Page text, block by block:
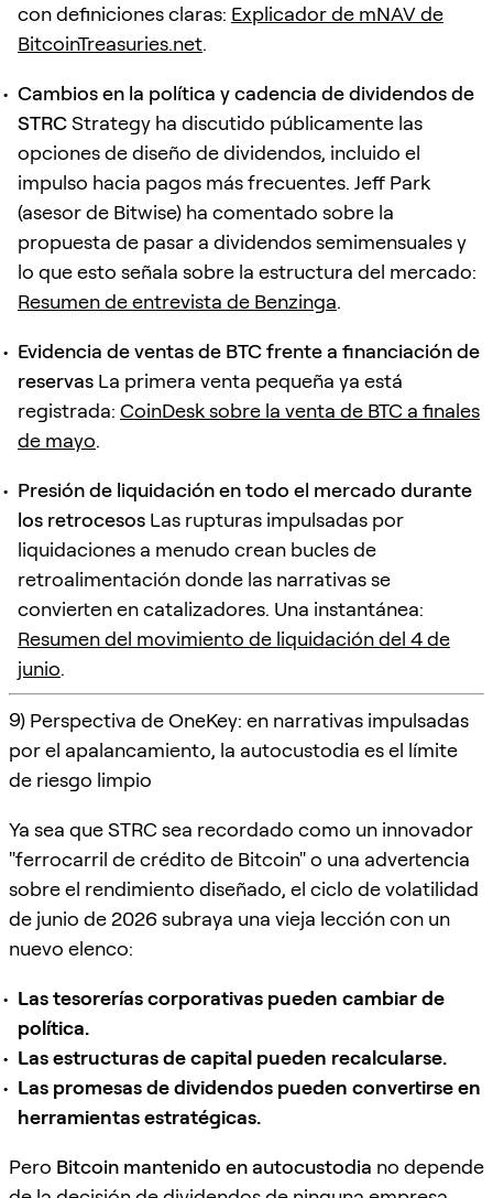
con definiciones claras: Explicador de mNAV de
BitcoinTreasuries.net.
Cambios en la política y cadencia de dividendos de
STRCStrategy ha discutido públicamente las
opciones de diseño de dividendos, incluido el
impulso hacia pagos más frecuentes. Jeff Park
(asesor de Bitwise) ha comentado sobre la
propuesta de pasar a dividendos semimensuales y
lo que esto señala sobre la estructura del mercado:
Resumen de entrevista de Benzinga.
Evidencia de ventas de BTC frente a financiación de
reservas La primera venta pequeña ya está
registrada: CoinDesk sobre la venta de BTC a finales
de mayo.
Presión de liquidación en todo el mercado durante
los retrocesos Las rupturas impulsadas por
liquidaciones a menudo crean bucles de
retroalimentación donde las narrativas se
convierten en catalizadores. Una instantánea:
Resumen del movimiento de liquidación del 4 de
junio.
9) Perspectiva de OneKey: en narrativas impulsadas
por el apalancamiento, la autocustodia es el límite
de riesgo limpio
Ya sea que STRC sea recordado como un innovador
"ferrocarril de crédito de Bitcoin" o una advertencia
sobre el rendimiento diseñado, el ciclo de volatilidad
de junio de 2026 subraya una vieja lección con un
nuevo elenco:
Las tesorerías corporativas pueden cambiar de
política.
Las estructuras de capital pueden recalcularse.
Las promesas de dividendos pueden convertirse en
herramientas estratégicas.
Pero Bitcoin mantenido en autocustodia no depende